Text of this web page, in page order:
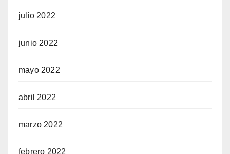
julio 2022
junio 2022
mayo 2022
abril 2022
marzo 2022
febrero 2022